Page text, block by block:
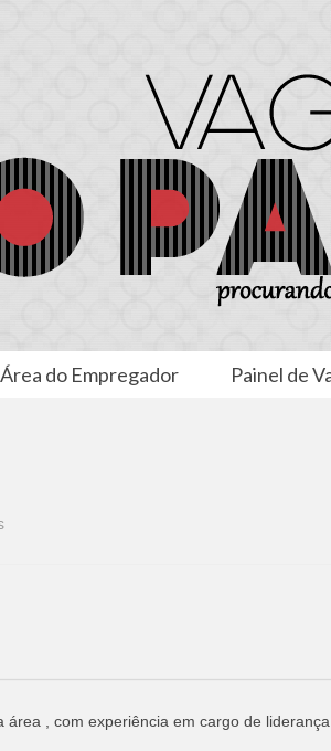
Área do Empregador Painel de
, com experiência em cargo de liderança